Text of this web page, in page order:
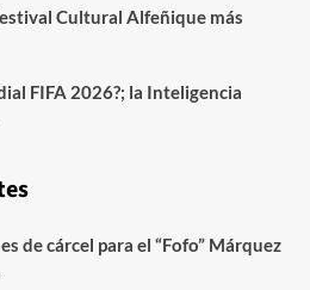
Cultural Alfeñique más
FIFA 2026?; la Inteligencia
de cárcel para el “Fofo” Márquez